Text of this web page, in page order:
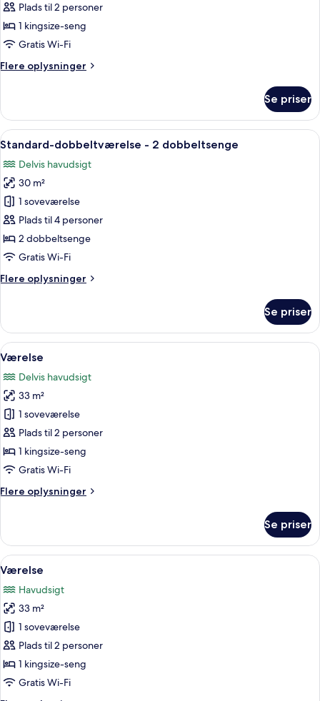
Plads til 2 personer
1 kingsize-seng
Gratis Wi-Fi
Flere oplysninger
Flere
Se priser
Indlæs
alle
billeder
af
Standard-
dobbeltværelse
-
2
Pengeskab på værelset, skrivebord,
6
Standard-dobbeltværelse - 2 dobbeltsenge
Delvis havudsigt
30 m²
1 soveværelse
Plads til 4 personer
2 dobbeltsenge
Gratis Wi-Fi
Flere oplysninger
Flere
dobbeltværelse
2
Se priser
Indlæs
alle
billeder
af
Værelse
Et hotelværelse med seng,
5
Værelse
Delvis havudsigt
33 m²
1 soveværelse
Plads til 2 personer
1 kingsize-seng
Gratis Wi-Fi
Flere oplysninger
Flere
Se priser
Indlæs
alle
billeder
af
Værelse
Et hotelværelse med en stor seng,
7
Værelse
Havudsigt
33 m²
1 soveværelse
Plads til 2 personer
1 kingsize-seng
Gratis Wi-Fi